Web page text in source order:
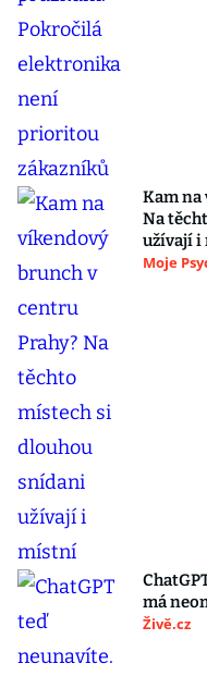
Kam na
Na
užívají
Moje
má
Živě.cz